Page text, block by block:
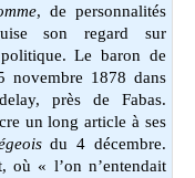
, de personnalités
son regard sur
Le baron de
novembre 1878 dans
près de Fabas.
un long article à ses
du 4 décembre.
où « l’on n’entendait